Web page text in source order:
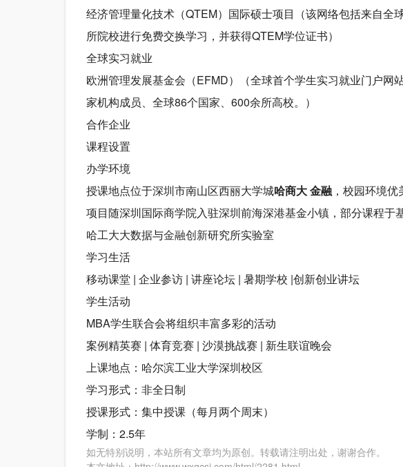
经济管理量化技术（QTEM）国际硕士项目（该网络包括来自全
所院校进行免费交换学习，并获得QTEM学位证书）
全球实习就业
欧洲管理发展基金会（EFMD）（全球首个学生实习就业门户网
家机构成员、全球86个国家、600余所高校。）
合作企业
课程设置
办学环境
授课地点位于深圳市南山区西丽大学城哈商大 金融，校园环境优
项目随深圳国际商学院入驻深圳前海深港基金小镇，部分课程于
哈工大大数据与金融创新研究所实验室
学习生活
移动课堂 | 企业参访 | 讲座论坛 | 暑期学校 |创新创业讲坛
学生活动
MBA学生联合会将组织丰富多彩的活动
案例精英赛 | 体育竞赛 | 沙漠挑战赛 | 新生联谊晚会
上课地点：哈尔滨工业大学深圳校区
学习形式：非全日制
授课形式：集中授课（每月两个周末）
学制：2.5年
如无特别说明，本站所有文章均为原创。转载请注明出处，谢谢合作。